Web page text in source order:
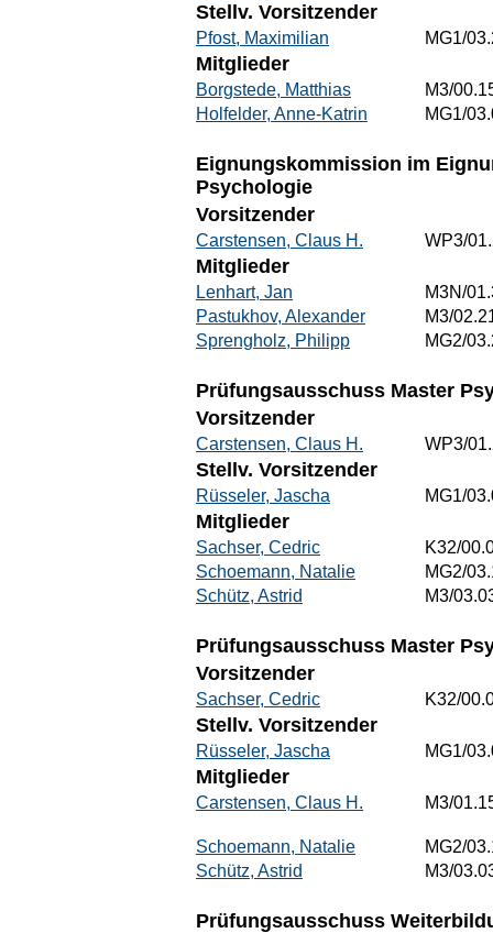
Stellv. Vorsitzender
Pfost, Maximilian MG1/
Mitglieder
Borgstede, Matthias
M3/
Holfelder, Anne-Katrin
MG1/
Eignungskommission im
Psychologie
Vorsitzender
Carstensen, Claus H. WP3/
Mitglieder
Lenhart, Jan
M3N/
Pastukhov, Alexander
M3/
Sprengholz, Philipp
MG2/
Prüfungsausschuss Master
Vorsitzender
Carstensen, Claus H. WP3/
Stellv. Vorsitzender
Rüsseler, Jascha MG1/
Mitglieder
Sachser, Cedric
K32/
Schoemann, Natalie
MG2/
Schütz, Astrid
M3/
Prüfungsausschuss Master
Vorsitzender
Sachser, Cedric K32/
Stellv. Vorsitzender
Rüsseler, Jascha MG1/
Mitglieder
Carstensen, Claus H. M3/
Schoemann, Natalie
MG2/
Schütz, Astrid
M3/
Prüfungsausschuss